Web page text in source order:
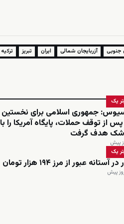
جنوبی آزربایجان شمالی ایران تبریز ترکیه
یک
جمهوری اسلامی برای نخستین
پس از توقف حملات، پایگاه آمریکا را با
هدف گرفت
یک
آستانه عبور از مرز ۱۹۴ هزار تومان